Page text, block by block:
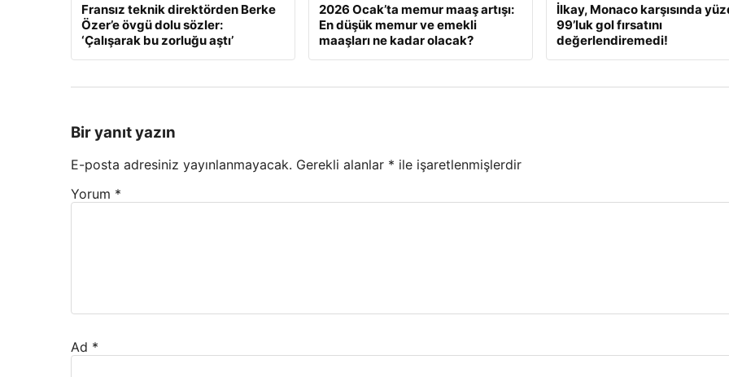
Fransız teknik direktörden Berke
Özer’e övgü dolu sözler:
‘Çalışarak bu zorluğu aştı’
2026 Ocak’ta memur maaş artışı:
En düşük memur ve emekli
maaşları ne kadar olacak?
İlkay, Monaco karşısında
99’luk gol fırsatını
değerlendiremedi!
Bir yanıt yazın
E-posta adresiniz yayınlanmayacak. Gerekli alanlar * ile işaretlenmişlerdir
Yorum *
Ad *